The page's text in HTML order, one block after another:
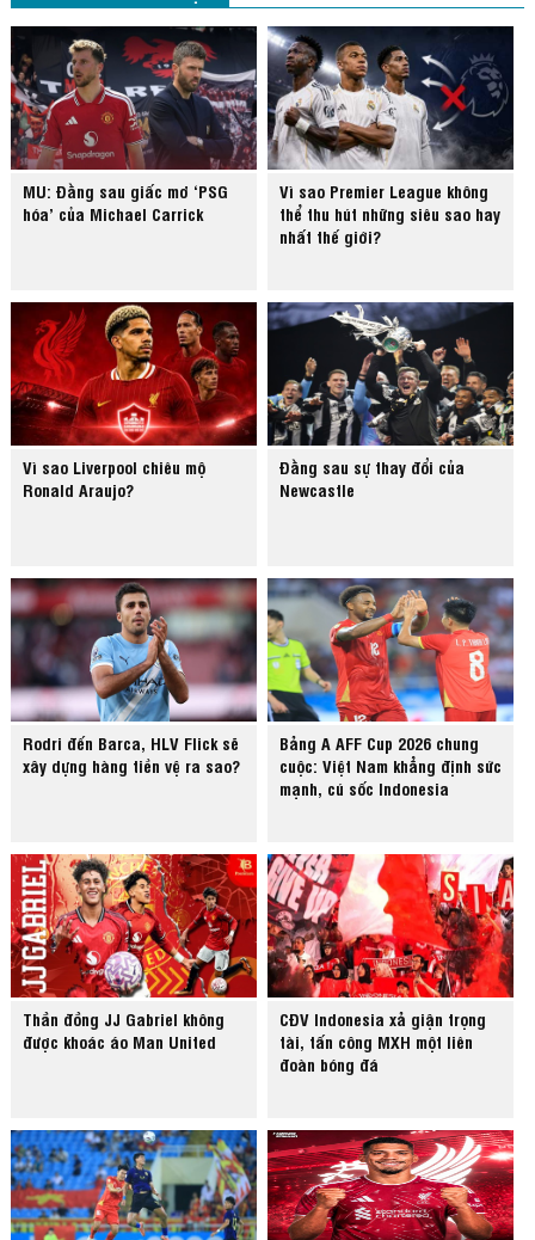
MU: Đằng sau giấc mơ ‘PSG
hóa’ của Michael Carrick
Vì sao Premier League không
thể thu hút những siêu sao hay
nhất thế giới?
Vì sao Liverpool chiêu mộ
Ronald Araujo?
Đằng sau sự thay đổi của
Newcastle
Rodri đến Barca, HLV Flick sẽ
xây dựng hàng tiền vệ ra sao?
Bảng A AFF Cup 2026 chung
cuộc: Việt Nam khẳng định sức
mạnh, cú sốc Indonesia
Thần đồng JJ Gabriel không
được khoác áo Man United
CĐV Indonesia xả giận trọng
tài, tấn công MXH một liên
đoàn bóng đá